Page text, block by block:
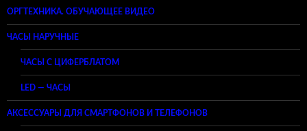
ОРГТЕХНИКА. ОБУЧАЮЩЕЕ ВИДЕО
ЧАСЫ НАРУЧНЫЕ
ЧАСЫ С ЦИФЕРБЛАТОМ
LED — ЧАСЫ
АКСЕССУАРЫ ДЛЯ СМАРТФОНОВ И ТЕЛЕФОНОВ